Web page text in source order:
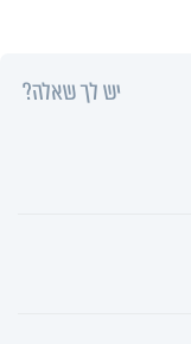
יש לך שאלה?